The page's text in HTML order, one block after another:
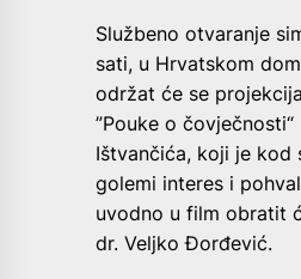
Službeno otvaranje
sati, u Hrvatskom
održat će se
”Pouke o
Ištvančića, koji je kod
golemi interes i
uvodno u film obratit
dr. Veljko Đorđević.